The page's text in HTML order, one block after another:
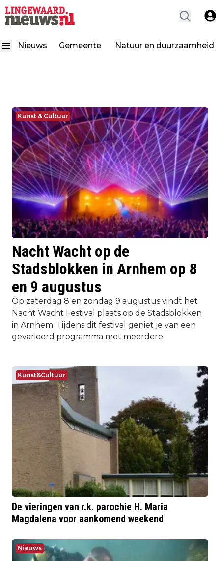
Nieuws Gemeente Natuur en duurzaamheid
Kunst & Cultuur
Nacht Wacht op de
Stadsblokken in Arnhem op 8
en 9 augustus
Op zaterdag 8 en zondag 9 augustus vindt het
Nacht Wacht Festival plaats op de Stadsblokken
in Arnhem. Tijdens dit festival geniet je van een
gevarieerd programma met meerdere
Kunst&Cultuur
De vieringen van r.k. parochie H. Maria
Magdalena voor aankomend weekend
Nieuws